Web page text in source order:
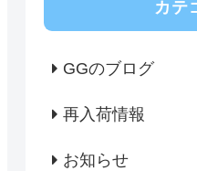
カテ
GGのブログ
再入荷情報
お知らせ